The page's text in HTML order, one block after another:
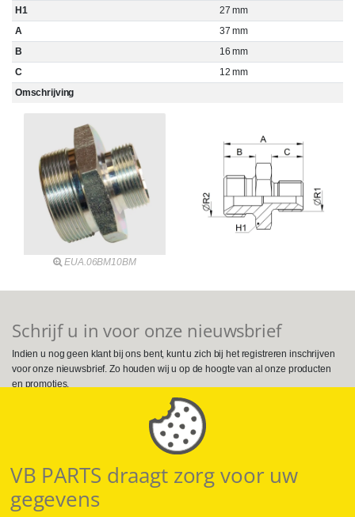
H1
27 mm
A
37 mm
B
16 mm
C
12 mm
Omschrijving
EUA.06BM10BM
Schrijf u in voor onze nieuwsbrief
Indien u nog geen klant bij ons bent, kunt u zich bij het registreren inschrijven
voor onze nieuwsbrief. Zo houden wij u op de hoogte van al onze producten
en promoties.
Volg ons op Social Media
VB PARTS draagt zorg voor uw
gegevens